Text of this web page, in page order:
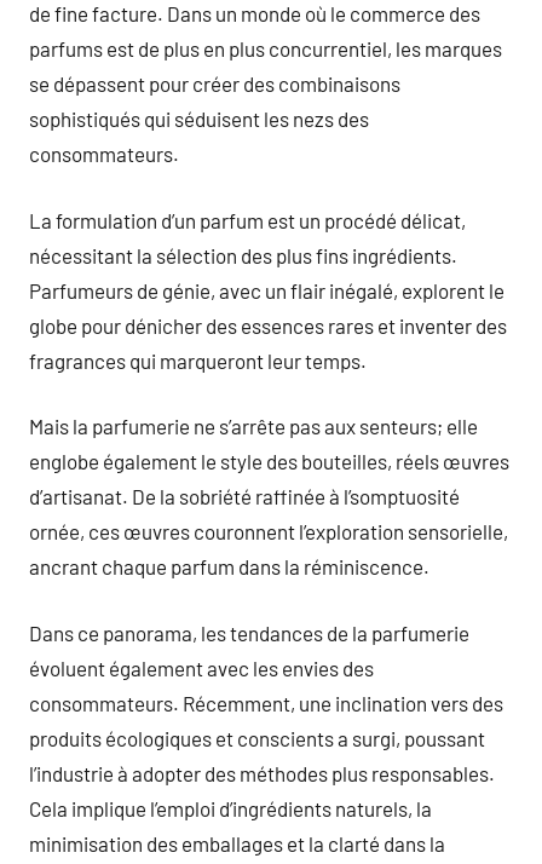
de fine facture. Dans un monde où le commerce des
parfums est de plus en plus concurrentiel, les marques
se dépassent pour créer des combinaisons
sophistiqués qui séduisent les nezs des
consommateurs.
La formulation d’un parfum est un procédé délicat,
nécessitant la sélection des plus fins ingrédients.
Parfumeurs de génie, avec un flair inégalé, explorent le
globe pour dénicher des essences rares et inventer des
fragrances qui marqueront leur temps.
Mais la parfumerie ne s’arrête pas aux senteurs; elle
englobe également le style des bouteilles, réels œuvres
d’artisanat. De la sobriété raffinée à l’somptuosité
ornée, ces œuvres couronnent l’exploration sensorielle,
ancrant chaque parfum dans la réminiscence.
Dans ce panorama, les tendances de la parfumerie
évoluent également avec les envies des
consommateurs. Récemment, une inclination vers des
produits écologiques et conscients a surgi, poussant
l’industrie à adopter des méthodes plus responsables.
Cela implique l’emploi d’ingrédients naturels, la
minimisation des emballages et la clarté dans la